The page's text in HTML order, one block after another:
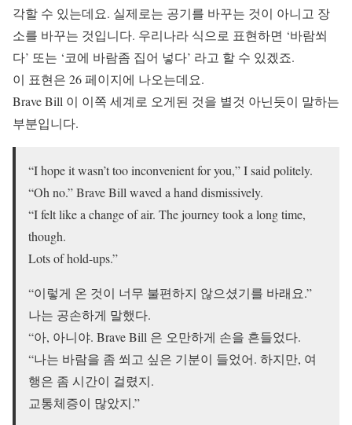
각할 수 있는데요. 실제로는 공기를 바꾸는 것이 아니고 장
소를 바꾸는 것입니다. 우리나라 식으로 표현하면 ‘바람쐬
다’ 또는 ‘코에 바람좀 집어 넣다’ 라고 할 수 있겠죠.
이 표현은 26 페이지에 나오는데요.
Brave Bill 이 이쪽 세계로 오게된 것을 별것 아닌듯이 말하는
부분입니다.
“I hope it wasn’t too inconvenient for you,” I said politely.
“Oh no.” Brave Bill waved a hand dismissively.
“I felt like a change of air. The journey took a long time,
though.
Lots of hold-ups.”
“이렇게 온 것이 너무 불편하지 않으셨기를 바래요.”
나는 공손하게 말했다.
“아, 아니야. Brave Bill 은 오만하게 손을 흔들었다.
“나는 바람을 좀 쐬고 싶은 기분이 들었어. 하지만, 여
행은 좀 시간이 걸렸지.
교통체증이 많았지.”